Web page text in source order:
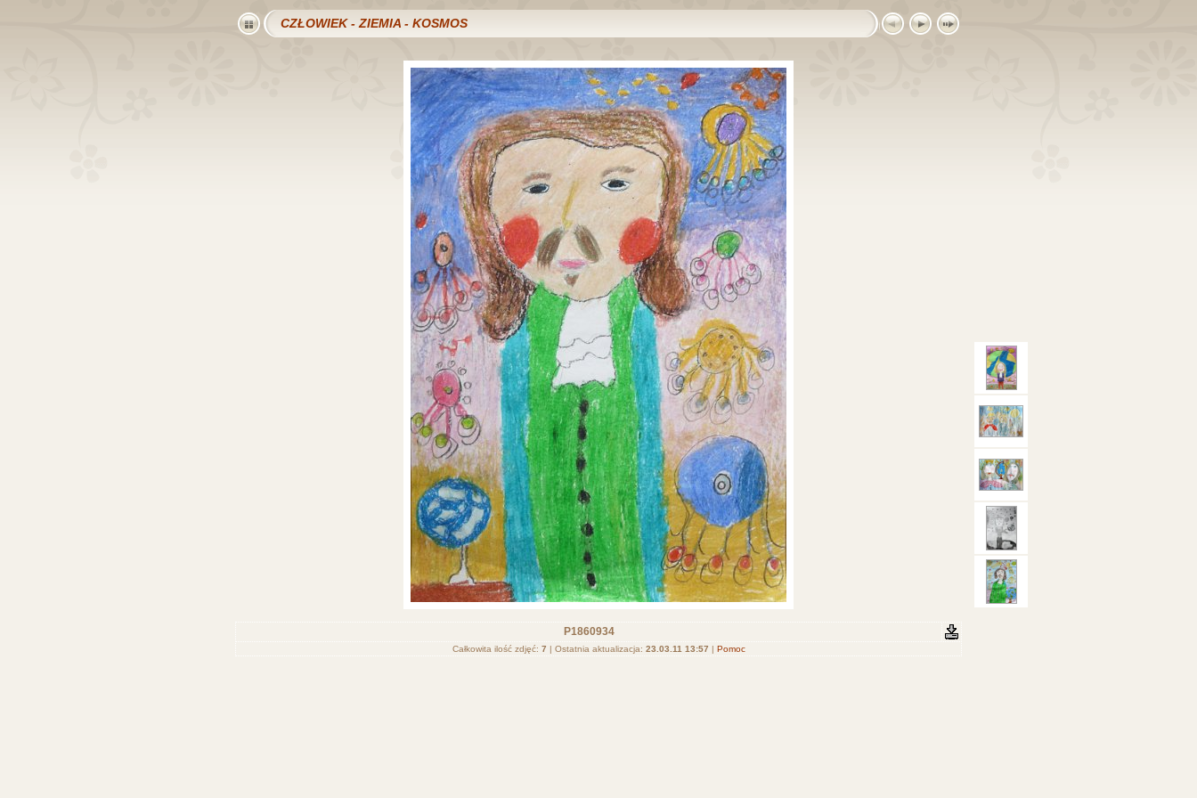
CZŁOWIEK - ZIEMIA - KOSMOS
P1860934
Całkowita ilość zdjęć: 7 | Ostatnia aktualizacja: 23.03.11 13:57 | Pomoc